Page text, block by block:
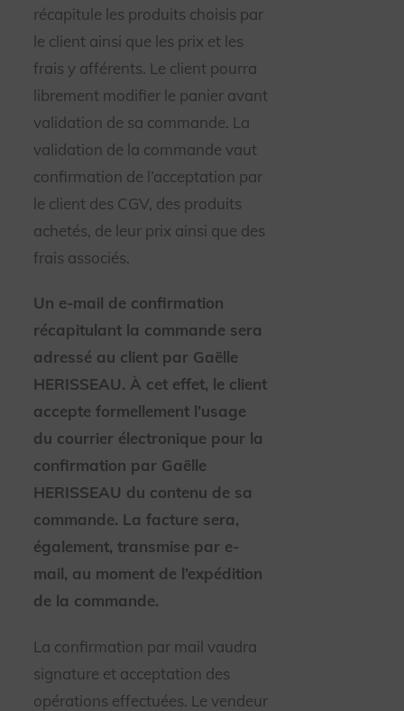
récapitule les produits choisis par
le client ainsi que les prix et les
frais y afférents. Le client pourra
librement modifier le panier avant
validation de sa commande. La
validation de la commande vaut
confirmation de l’acceptation par
le client des CGV, des produits
achetés, de leur prix ainsi que des
frais associés.
Un e-mail de confirmation
récapitulant la commande sera
adressé au client par Gaëlle
HERISSEAU. À cet effet, le client
accepte formellement l’usage
du courrier électronique pour la
confirmation par Gaëlle
HERISSEAU du contenu de sa
commande. La facture sera,
également, transmise par e-
mail, au moment de l’expédition
de la commande.
La confirmation par mail vaudra
signature et acceptation des
opérations effectuées. Le vendeur